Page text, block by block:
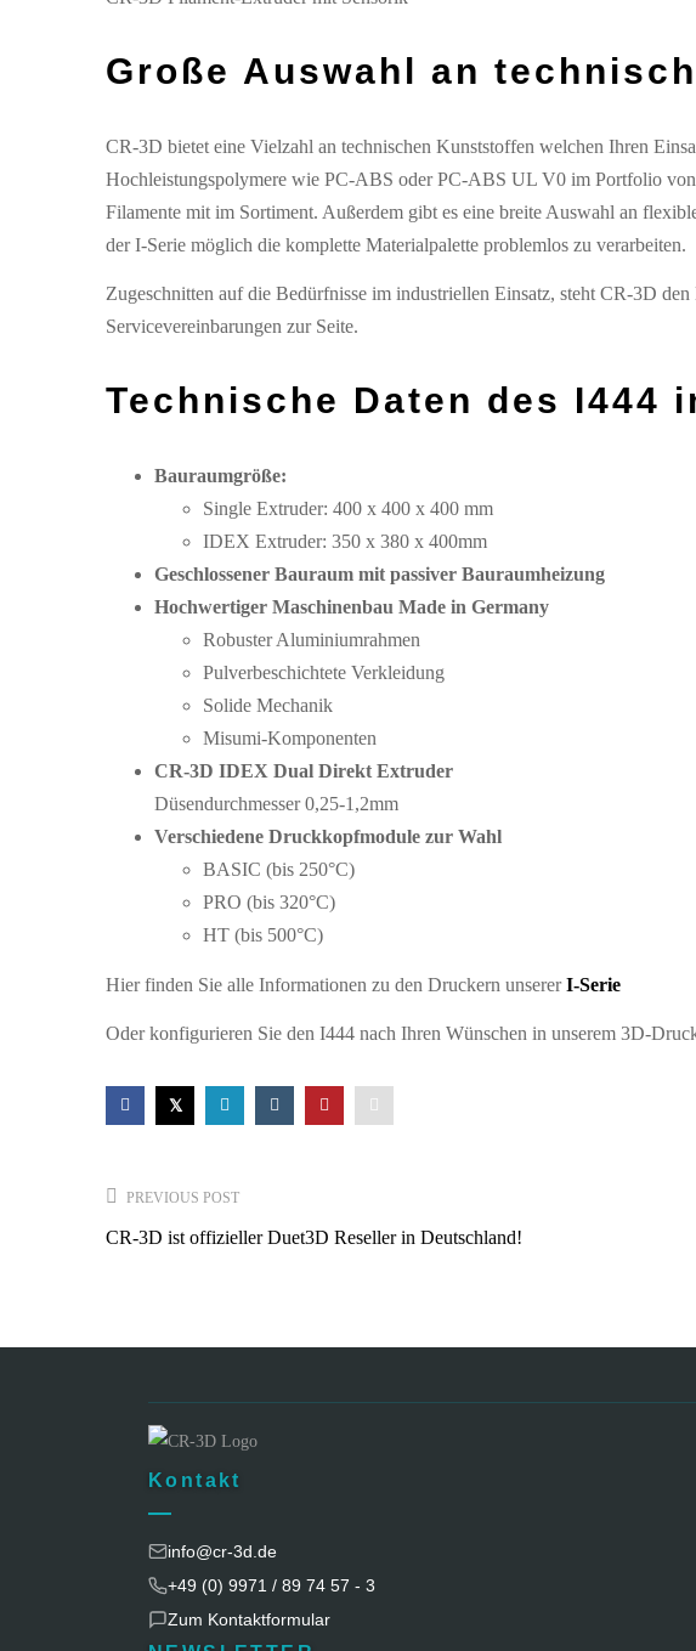
Große Auswahl an
CR-3D bietet eine Vielzahl an technischen Kunststoffen welchen Ihren
Hochleistungspolymere wie PC-ABS oder PC-ABS UL V0 im Portfolio
Filamente mit im Sortiment. Außerdem gibt es eine breite Auswahl an
der I-Serie möglich die komplette Materialpalette problemlos zu verarbeiten.
Zugeschnitten auf die Bedürfnisse im industriellen Einsatz, steht CR-3D
Servicevereinbarungen zur Seite.
Technische Daten des I444
Bauraumgröße:
Single Extruder: 400 x 400 x 400 mm
IDEX Extruder: 350 x 380 x 400mm
Geschlossener Bauraum mit passiver Bauraumheizung
Hochwertiger Maschinenbau Made in Germany
Robuster Aluminiumrahmen
Pulverbeschichtete Verkleidung
Solide Mechanik
Misumi-Komponenten
CR-3D IDEX Dual Direkt Extruder
Düsendurchmesser 0,25-1,2mm
Verschiedene Druckkopfmodule zur Wahl
BASIC (bis 250°C)
PRO (bis 320°C)
HT (bis 500°C)
Hier finden Sie alle Informationen zu den Druckern unsererI-Serie
Oder konfigurieren Sie den I444 nach Ihren Wünschen in unserem 3D-
PREVIOUS POST
CR-3D ist offizieller Duet3D Reseller in Deutschland!
Kontakt
info@cr-3d.de
+49 (0) 9971 / 89 74 57 - 3
Zum Kontaktformular